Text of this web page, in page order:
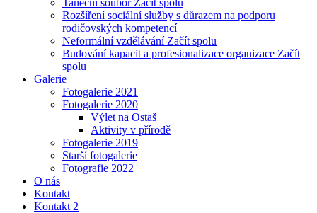
Taneční soubor Začít spolu
Rozšíření sociální služby s důrazem na podporu
rodičovských kompetencí
Neformální vzdělávání Začít spolu
Budování kapacit a profesionalizace organizace Začít
spolu
Galerie
Fotogalerie 2021
Fotogalerie 2020
Výlet na Ostaš
Aktivity v přírodě
Fotogalerie 2019
Starší fotogalerie
Fotografie 2022
O nás
Kontakt
Kontakt 2